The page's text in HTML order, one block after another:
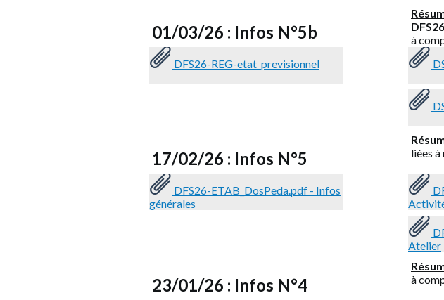
01/03/26 : Infos N°5b
DFS26
à
DFS26-REG-etat_previsionnel
17/02/26 : Infos N°5
liées
DFS26-ETAB_DosPeda.pdf - Infos
générales
Atelier
23/01/26 : Infos N°4
à